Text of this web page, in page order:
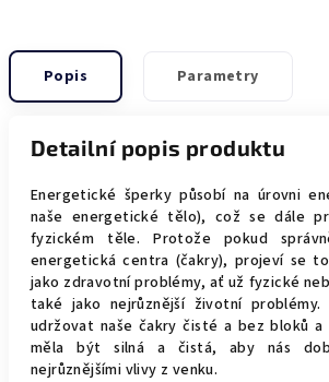
Popis Parametry
Detailní popis produktu
Energetické šperky působí na úrovni
naše energetické tělo), což se dále
fyzickém těle. Protože pokud
energetická centra (čakry), projeví se
jako zdravotní problémy, ať už fyzické
také jako nejrůznější životní
udržovat naše čakry čisté a bez bloků a
měla být silná a čistá, aby nás
nejrůznějšími vlivy z venku.